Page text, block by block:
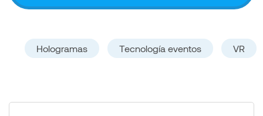
Hologramas Tecnología eventos VR